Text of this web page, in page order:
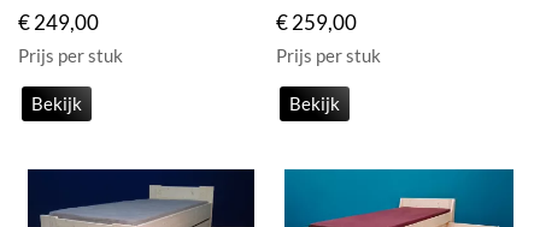
€ 249,00
Prijs per stuk
Bekijk
€ 259,00
Prijs per stuk
Bekijk